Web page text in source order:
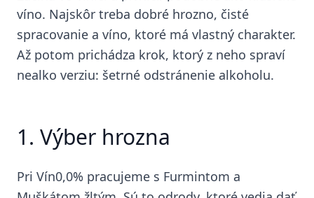
víno. Najskôr treba dobré hrozno, čisté
spracovanie a víno, ktoré má vlastný charakter.
Až potom prichádza krok, ktorý z neho spraví
nealko verziu: šetrné odstránenie alkoholu.
1. Výber hrozna
Pri Vín0,0% pracujeme s Furmintom a